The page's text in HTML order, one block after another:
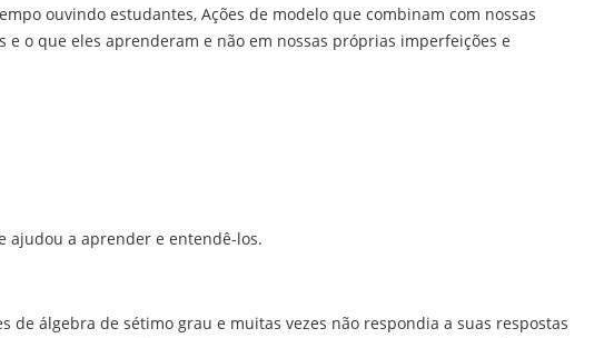
ouvindo estudantes, Ações de modelo que combinam com nossas
o que eles aprenderam e não em nossas próprias imperfeições e
ajudou a aprender e entendê-los.
álgebra de sétimo grau e muitas vezes não respondia a suas respostas